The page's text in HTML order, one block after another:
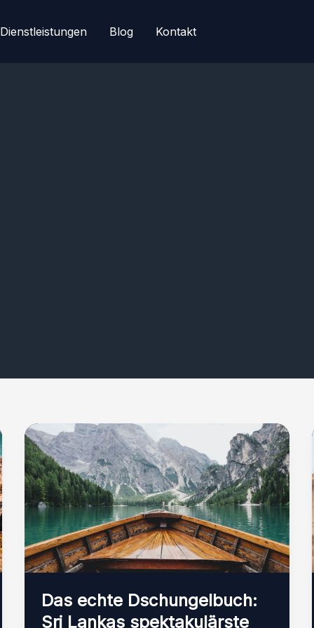
Dienstleistungen Blog Kontakt
Das echte Dschungelbuch:
Sri Lankas spektakulärste